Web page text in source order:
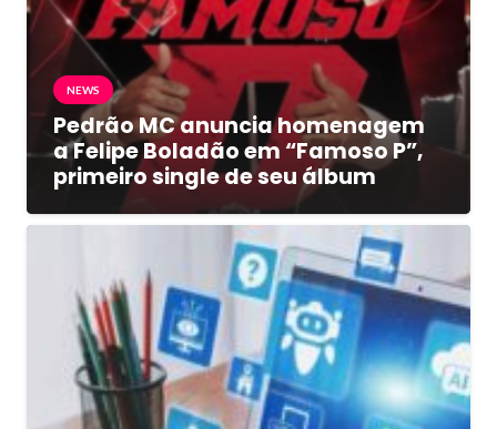
NEWS
Pedrão MC anuncia homenagem
a Felipe Boladão em “Famoso P”,
primeiro single de seu álbum